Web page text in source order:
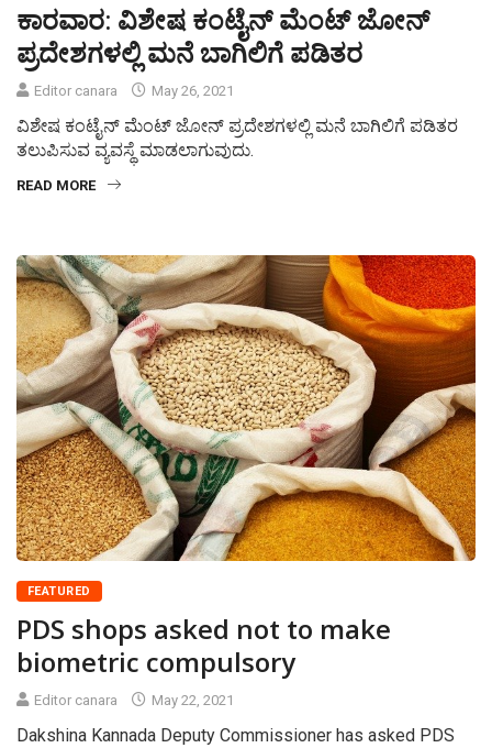
ಕಾರವಾರ: ವಿಶೇಷ ಕಂಟೈನ್ ಮೆಂಟ್‍ ಜೋನ್
ಪ್ರದೇಶಗಳಲ್ಲಿ ಮನೆ ಬಾಗಿಲಿಗೆ ಪಡಿತರ
Editor canara May 26, 2021
ವಿಶೇಷ ಕಂಟೈನ್ ಮೆಂಟ್‍ ಜೋನ್ ಪ್ರದೇಶಗಳಲ್ಲಿ ಮನೆ ಬಾಗಿಲಿಗೆ ಪಡಿತರ
ತಲುಪಿಸುವ ವ್ಯವಸ್ಥೆ ಮಾಡಲಾಗುವುದು.
READ MORE
FEATURED
PDS shops asked not to make
biometric compulsory
Editor canara May 22, 2021
Dakshina Kannada Deputy Commissioner has asked PDS